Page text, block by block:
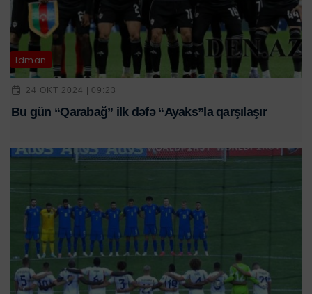
İdman
24 OKT 2024 | 09:23
Bu gün “Qarabağ” ilk dəfə “Ayaks”la qarşılaşır